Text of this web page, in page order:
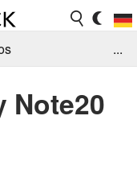
Jobs
...
Note20